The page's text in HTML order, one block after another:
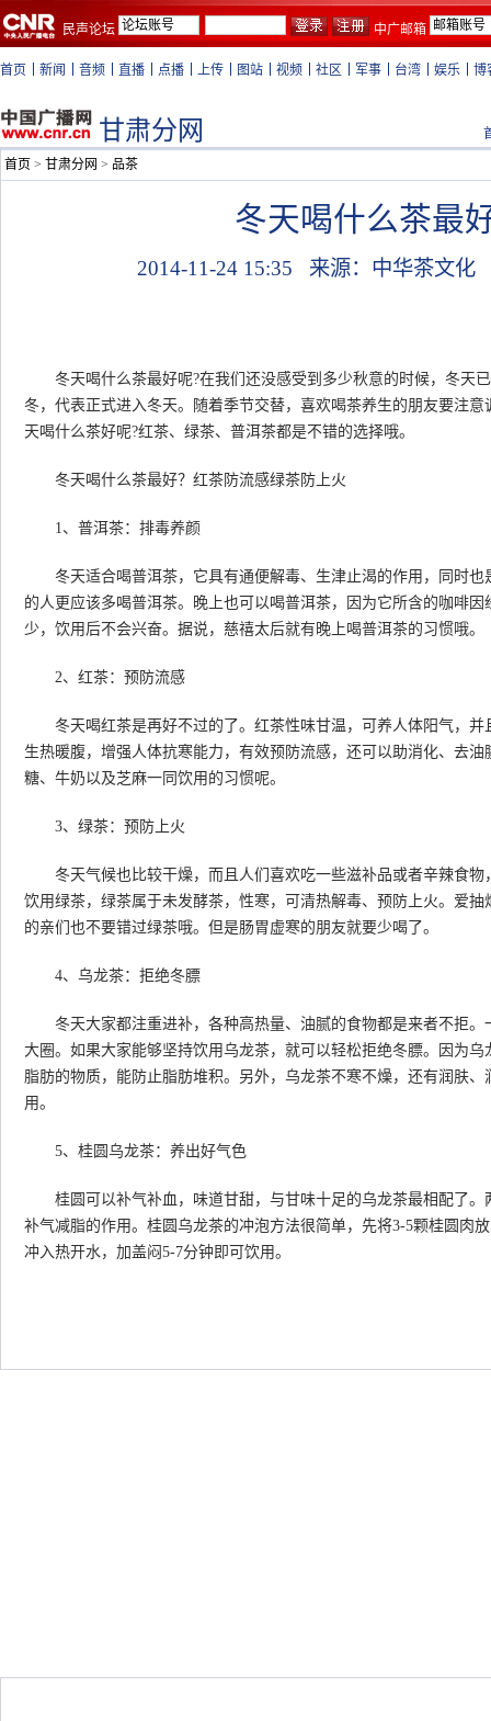
民声论坛 中广邮箱
首页 新闻 音频 直播 点播 上传 图站 视频 社区 军事 台湾 娱乐 博
甘肃分网
首页 > 甘肃分网 > 品茶
冬天喝什么茶最
2014-11-24 15:35 来源：中华茶文
冬天喝什么茶最好呢?在我们还没感受到多少秋意的时候，冬天已
冬，代表正式进入冬天。随着季节交替，喜欢喝茶养生的朋友要注
天喝什么茶好呢?红茶、绿茶、普洱茶都是不错的选择哦。
冬天喝什么茶最好？红茶防流感绿茶防上火
1、普洱茶：排毒养颜
冬天适合喝普洱茶，它具有通便解毒、生津止渴的作用，同时也
的人更应该多喝普洱茶。晚上也可以喝普洱茶，因为它所含的咖啡
少，饮用后不会兴奋。据说，慈禧太后就有晚上喝普洱茶的习惯哦。
2、红茶：预防流感
冬天喝红茶是再好不过的了。红茶性味甘温，可养人体阳气，并
生热暖腹，增强人体抗寒能力，有效预防流感，还可以助消化、去
糖、牛奶以及芝麻一同饮用的习惯呢。
3、绿茶：预防上火
冬天气候也比较干燥，而且人们喜欢吃一些滋补品或者辛辣食物
饮用绿茶，绿茶属于未发酵茶，性寒，可清热解毒、预防上火。爱
的亲们也不要错过绿茶哦。但是肠胃虚寒的朋友就要少喝了。
4、乌龙茶：拒绝冬膘
冬天大家都注重进补，各种高热量、油腻的食物都是来者不拒。
大圈。如果大家能够坚持饮用乌龙茶，就可以轻松拒绝冬膘。因为
脂肪的物质，能防止脂肪堆积。另外，乌龙茶不寒不燥，还有润肤
用。
5、桂圆乌龙茶：养出好气色
桂圆可以补气补血，味道甘甜，与甘味十足的乌龙茶最相配了。
补气减脂的作用。桂圆乌龙茶的冲泡方法很简单，先将3-5颗桂圆肉
冲入热开水，加盖闷5-7分钟即可饮用。